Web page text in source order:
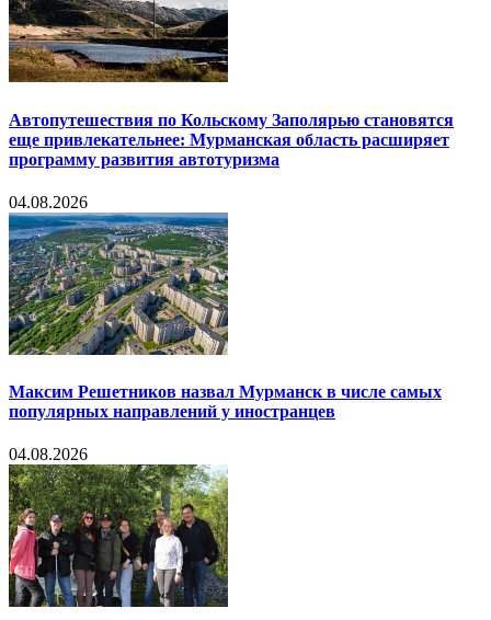
Автопутешествия по Кольскому Заполярью становятся
еще привлекательнее: Мурманская область расширяет
программу развития автотуризма
04.08.2026
Максим Решетников назвал Мурманск в числе самых
популярных направлений у иностранцев
04.08.2026